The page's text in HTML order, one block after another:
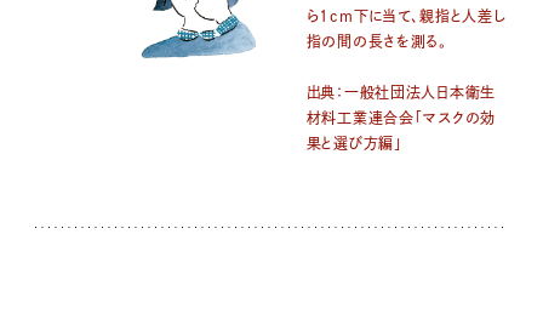
ら1cm下に当て、親指と人差し
指の間の長さを測る。
出典：一般社団法人日本衛生
材料工業連合会「マスクの効
果と選び方編」